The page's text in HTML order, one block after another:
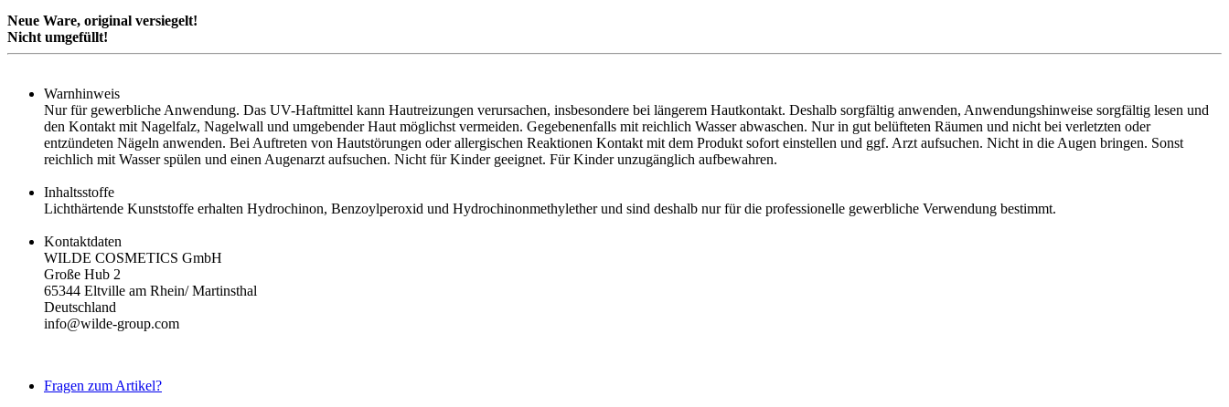
Neue Ware, original versiegelt!
Nicht umgefüllt!
Warnhinweis
Nur für gewerbliche Anwendung. Das UV-Haftmittel kann Hautreizungen verursachen, insbesondere bei längerem Hautkontakt. Deshalb sorgfältig anwenden, Anwendungshinweise sorgfältig lesen und
den Kontakt mit Nagelfalz, Nagelwall und umgebender Haut möglichst vermeiden. Gegebenenfalls mit reichlich Wasser abwaschen. Nur in gut belüfteten Räumen und nicht bei verletzten oder
entzündeten Nägeln anwenden. Bei Auftreten von Hautstörungen oder allergischen Reaktionen Kontakt mit dem Produkt sofort einstellen und ggf. Arzt aufsuchen. Nicht in die Augen bringen. Sonst
reichlich mit Wasser spülen und einen Augenarzt aufsuchen. Nicht für Kinder geeignet. Für Kinder unzugänglich aufbewahren.
Inhaltsstoffe
Lichthärtende Kunststoffe erhalten Hydrochinon, Benzoylperoxid und Hydrochinonmethylether und sind deshalb nur für die professionelle gewerbliche Verwendung bestimmt.
Kontaktdaten
WILDE COSMETICS GmbH
Große Hub 2
65344 Eltville am Rhein/ Martinsthal
Deutschland
info@wilde-group.com
Fragen zum Artikel?